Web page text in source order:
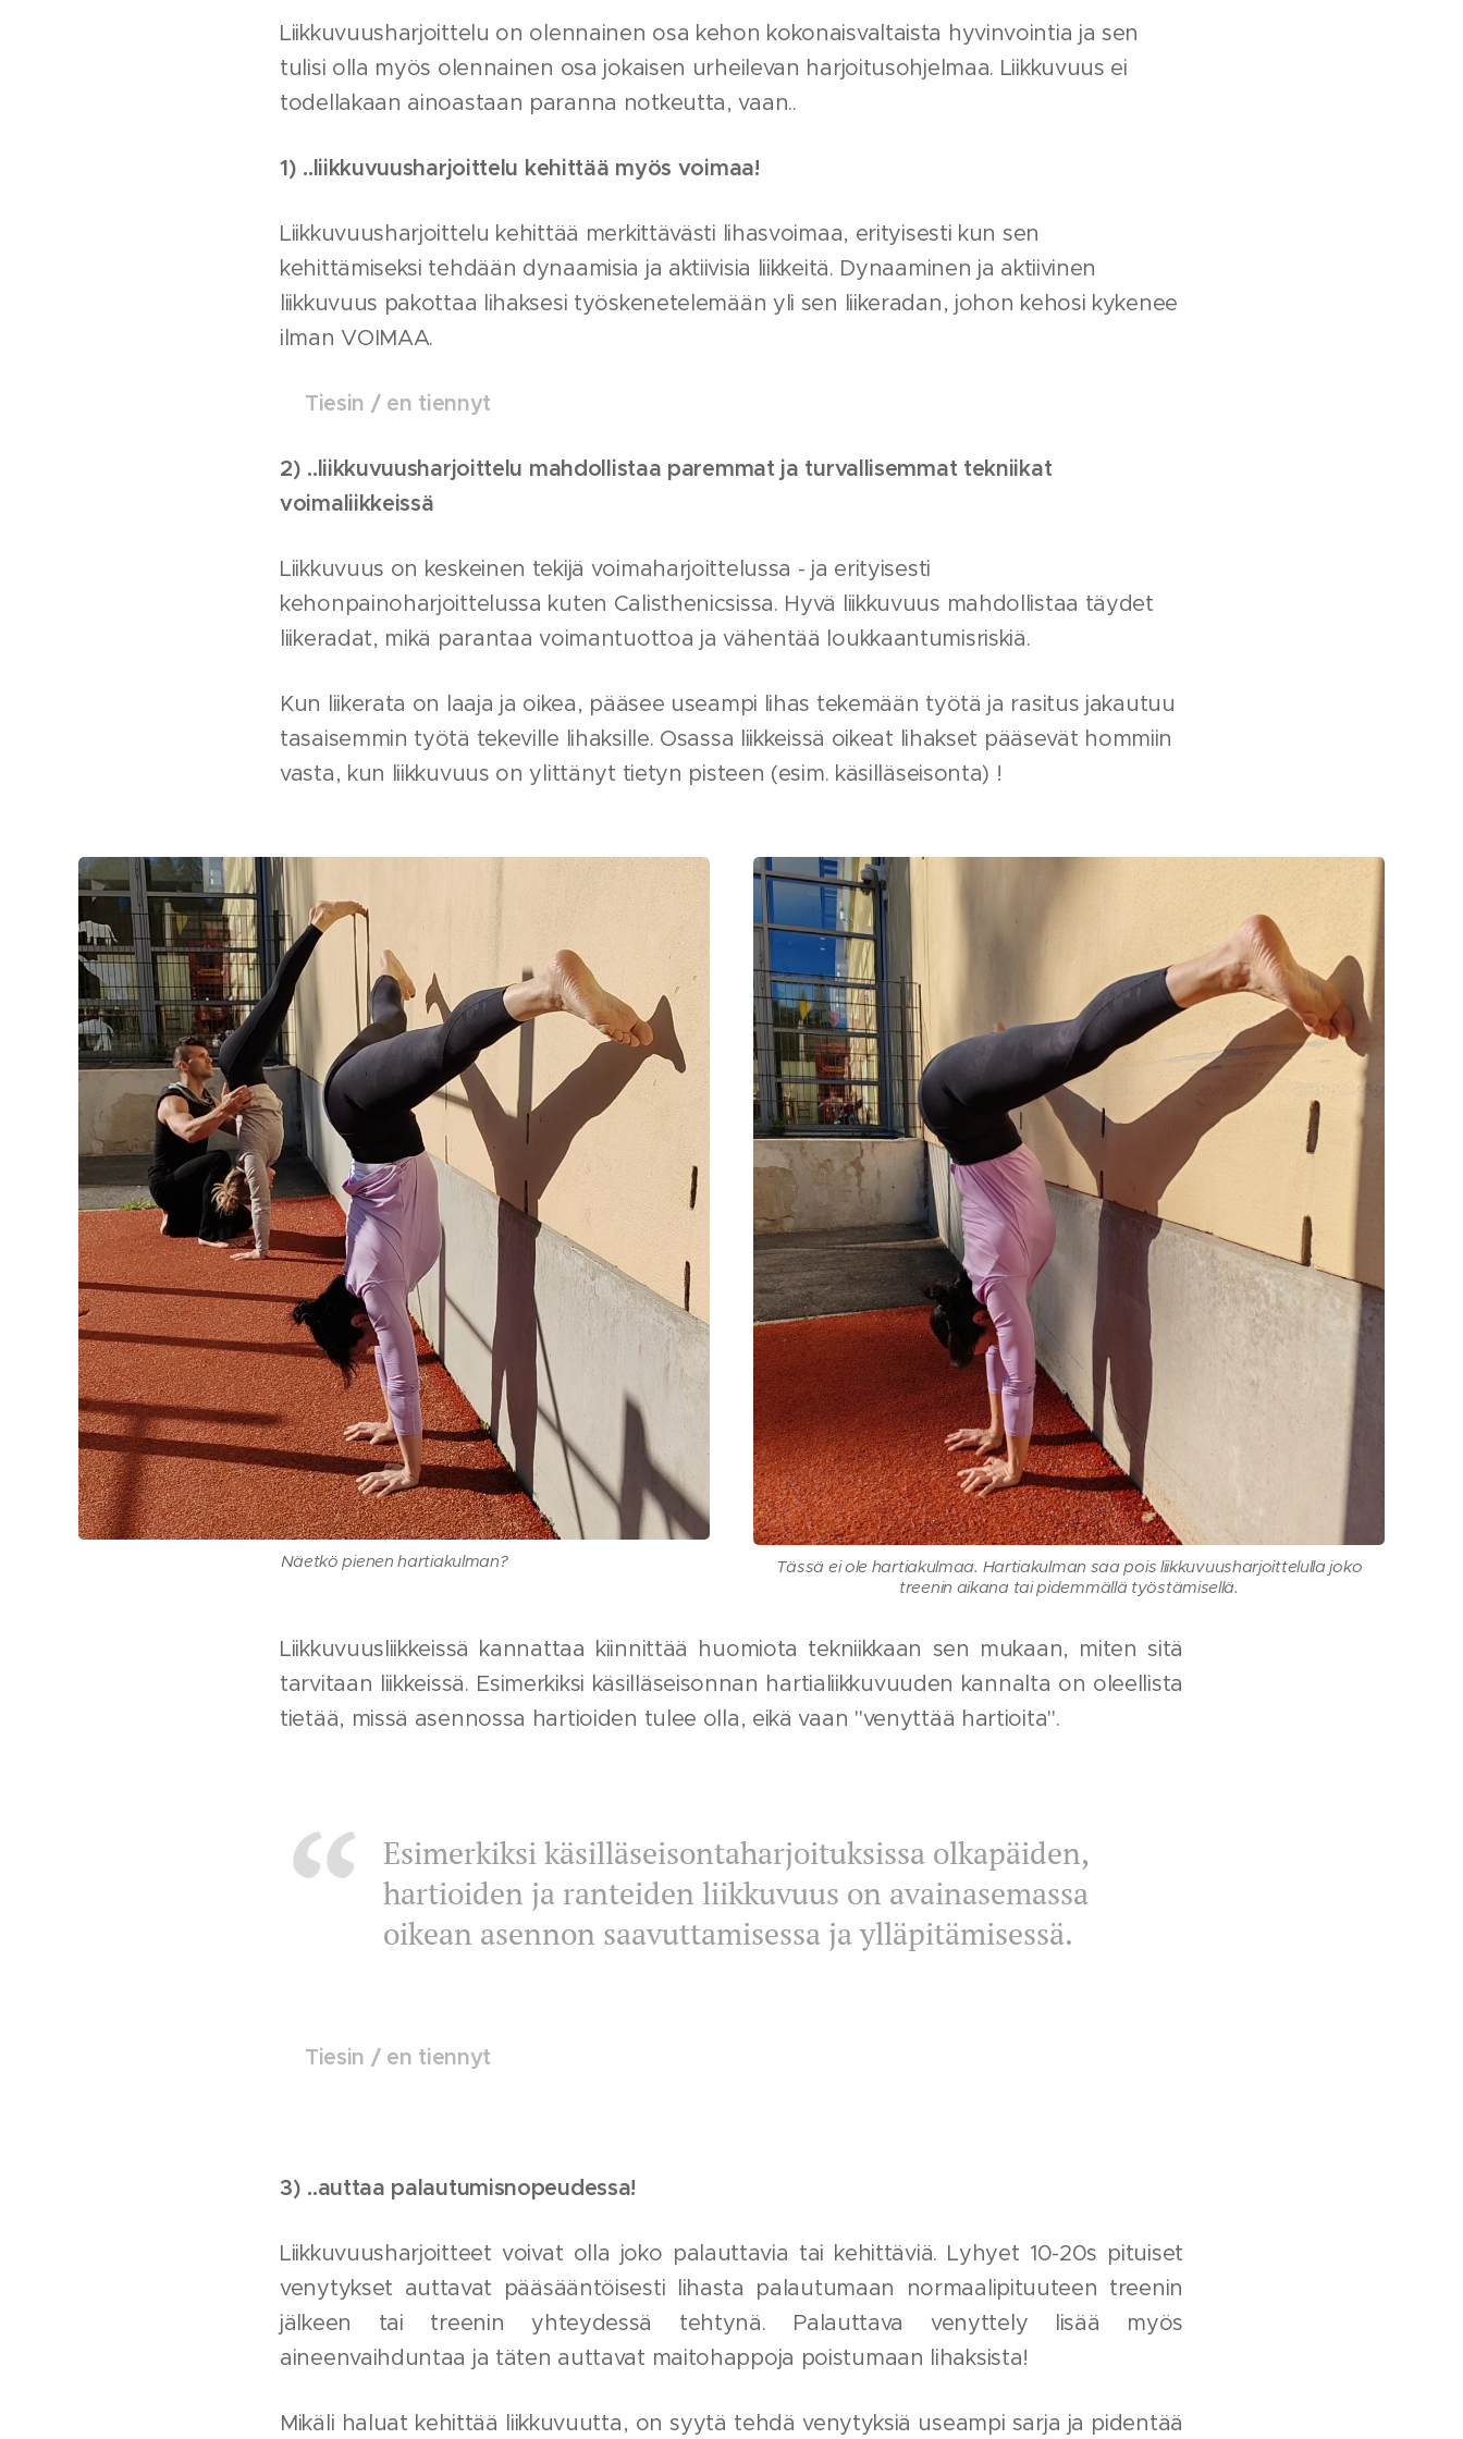
Liikkuvuusharjoittelu on olennainen osa kehon kokonaisvaltaista hyvinvointia ja sen
tulisi olla myös olennainen osa jokaisen urheilevan harjoitusohjelmaa. Liikkuvuus ei
todellakaan ainoastaan paranna notkeutta, vaan..
1) ..liikkuvuusharjoittelu kehittää myös voimaa!
Liikkuvuusharjoittelu kehittää merkittävästi lihasvoimaa, erityisesti kun sen
kehittämiseksi tehdään dynaamisia ja aktiivisia liikkeitä. Dynaaminen ja aktiivinen
liikkuvuus pakottaa lihaksesi työskenetelemään yli sen liikeradan, johon kehosi kykenee
ilman VOIMAA.
Tiesin / en tiennyt
2) ..liikkuvuusharjoittelu mahdollistaa paremmat ja turvallisemmat tekniikat
voimaliikkeissä
Liikkuvuus on keskeinen tekijä voimaharjoittelussa - ja erityisesti
kehonpainoharjoittelussa kuten Calisthenicsissa. Hyvä liikkuvuus mahdollistaa täydet
liikeradat, mikä parantaa voimantuottoa ja vähentää loukkaantumisriskiä.
Kun liikerata on laaja ja oikea, pääsee useampi lihas tekemään työtä ja rasitus jakautuu
tasaisemmin työtä tekeville lihaksille. Osassa liikkeissä oikeat lihakset pääsevät hommiin
vasta, kun liikkuvuus on ylittänyt tietyn pisteen (esim. käsilläseisonta) !
Näetkö pienen hartiakulman?
Tässä ei ole hartiakulmaa. Hartiakulman saa pois liikkuvuusharjoittelulla joko
treenin aikana tai pidemmällä työstämisellä.
Liikkuvuusliikkeissä kannattaa kiinnittää huomiota tekniikkaan sen mukaan, miten sitä
tarvitaan liikkeissä. Esimerkiksi käsilläseisonnan hartialiikkuvuuden kannalta on oleellista
tietää, missä asennossa hartioiden tulee olla, eikä vaan "venyttää hartioita".
Esimerkiksi käsilläseisontaharjoituksissa olkapäiden,
hartioiden ja ranteiden liikkuvuus on avainasemassa
oikean asennon saavuttamisessa ja ylläpitämisessä.
Tiesin / en tiennyt
3) ..auttaa palautumisnopeudessa!
Liikkuvuusharjoitteet voivat olla joko palauttavia tai kehittäviä. Lyhyet 10-20s pituiset
venytykset auttavat pääsääntöisesti lihasta palautumaan normaalipituuteen treenin
jälkeen tai treenin yhteydessä tehtynä. Palauttava venyttely lisää myös
aineenvaihduntaa ja täten auttavat maitohappoja poistumaan lihaksista!
Mikäli haluat kehittää liikkuvuutta, on syytä tehdä venytyksiä useampi sarja ja pidentää